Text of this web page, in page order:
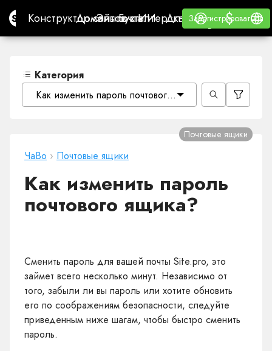
Site.proКонструктор сайтов с ИИ
Конструктор сайтов с ИИ
Домены
ДоменыЭл. почта
Эл. почта
Бухгалтерская программа
Бухгалтерская программа
Для
Для Реселлеров
ВАЙТ ЛЕЙБЛ
Обучение
Обучение
Зарегистрироваться
Зарегистрироваться
Войти $
$
Категория
Как изменить пароль почтового ящика?
ЧаВо › Почтовые ящики
Почтовые ящики
Как изменить пароль
почтового ящика?
Сменить пароль для вашей почты Site.pro, это
займет всего несколько минут. Независимо от
того, забыли ли вы пароль или хотите обновить
его по соображениям безопасности, следуйте
приведенным ниже шагам, чтобы быстро cменить
пароль.